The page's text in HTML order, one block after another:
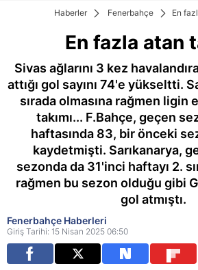
Haberler Fenerbahçe En
En fazla atan
Sivas ağlarını 3 kez
attığı gol sayını 74'e yükseltti.
sırada olmasına rağmen ligin
takımı... F.Bahçe, geçen
haftasında 83, bir önceki
kaydetmişti. Sarıkanarya,
sezonda da 31'inci haftayı 2.
rağmen bu sezon olduğu gibi
gol atmıştı.
Fenerbahçe Haberleri
Giriş Tarihi: 15 Nisan 2025 06:50